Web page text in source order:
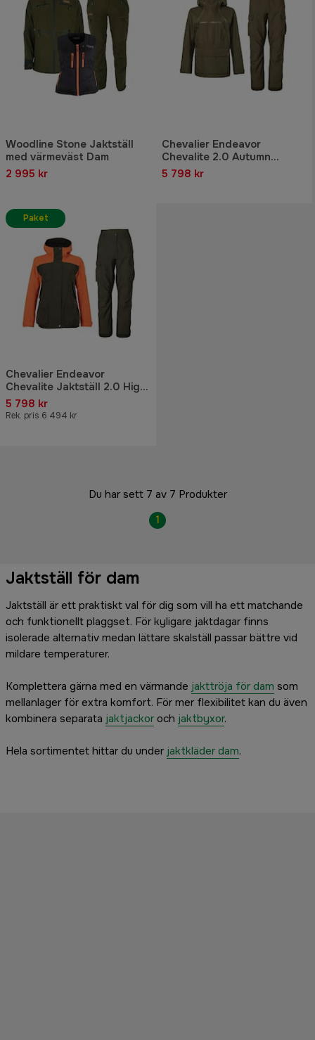
Woodline Stone Jaktställ
med värmeväst Dam
2 995 kr
Chevalier Endeavor
Chevalite 2.0 Autumn
Jaktställ Dam
5 798 kr
Chevalier Endeavor
Chevalite Jaktställ 2.0 High
Vis Dam
5 798 kr
Rek. pris 6 494 kr
Paket
Du har sett 7 av 7 Produkter
1
Jaktställ för dam
Jaktställ är ett praktiskt val för dig som vill ha ett matchande
och funktionellt plaggset. För kyligare jaktdagar finns
isolerade alternativ medan lättare skalställ passar bättre vid
mildare temperaturer.
Komplettera gärna med en värmande jakttröja för dam som
mellanlager för extra komfort. För mer flexibilitet kan du även
kombinera separata jaktjackor och jaktbyxor.
Hela sortimentet hittar du under jaktkläder dam.